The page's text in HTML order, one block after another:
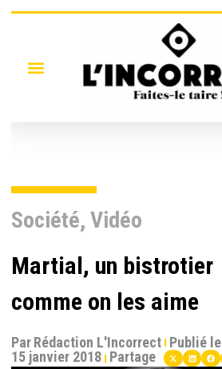
Société, Vidéo
Martial, un bistrotier
comme on les aime
ParRédaction L'Incorrect Publié le
15 janvier 2018 Partage